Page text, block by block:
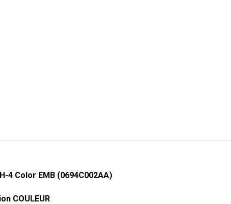
4 Color EMB (0694C002AA)
COULEUR